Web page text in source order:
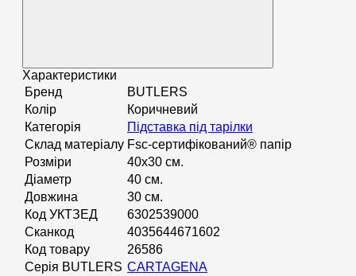
Характеристики
Бренд
BUTLERS
Колір
Коричневий
Категорія
Підставка під тарілки
Склад матеріалу Fsc-сертифікований® папір
Розміри
40х30 см.
Діаметр
40 см.
Довжина
30 см.
Код УКТЗЕД
6302539000
Сканкод
4035644671602
Код товару
26586
Серія BUTLERS CARTAGENA